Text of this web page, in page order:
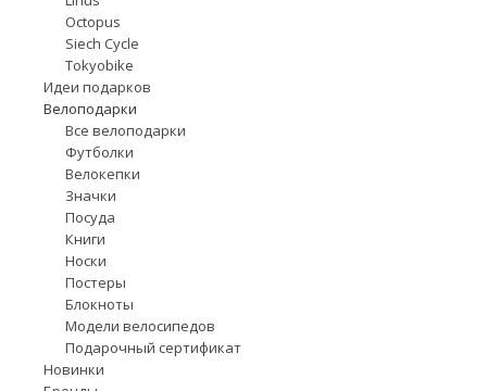
Octopus
Siech Cycle
Tokyobike
Идеи подарков
Велоподарки
Все велоподарки
Футболки
Велокепки
Значки
Посуда
Книги
Носки
Постеры
Блокноты
Модели велосипедов
Подарочный сертификат
Новинки